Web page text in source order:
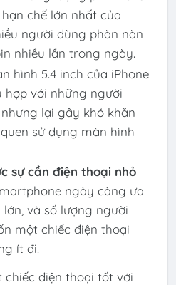
chế lớn nhất của
người dùng phàn nàn
nhiều lần trong ngày.
hình 5.4 inch của iPhone
hợp với những người
lại gây khó khăn
sử dụng màn hình
sự cần điện thoại nhỏ
ngày càng ưa
và số lượng người
một chiếc điện thoại
ít đi.
chiếc điện thoại tốt với